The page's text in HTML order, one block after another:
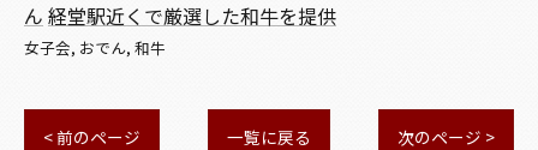
ん 経堂駅近くで厳選した和牛を提供
女子会 おでん 和牛
< 前のページ 一覧に戻る 次のページ >